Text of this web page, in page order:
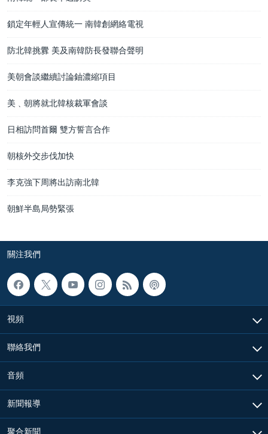
鎖定年輕人宣傳統一 南韓創網絡電視
防北韓挑釁 美及南韓防長發聯合聲明
美朝會談繼續討論鈾濃縮項目
美﹑朝將就北韓核裁軍會談
日相訪問首爾 雙方誓言合作
朝核外交步伐加快
李克強下周將出訪南北韓
朝鮮半島局勢緊張
關注我們
視頻
聯絡我們
音頻
新聞報導
聚合新聞